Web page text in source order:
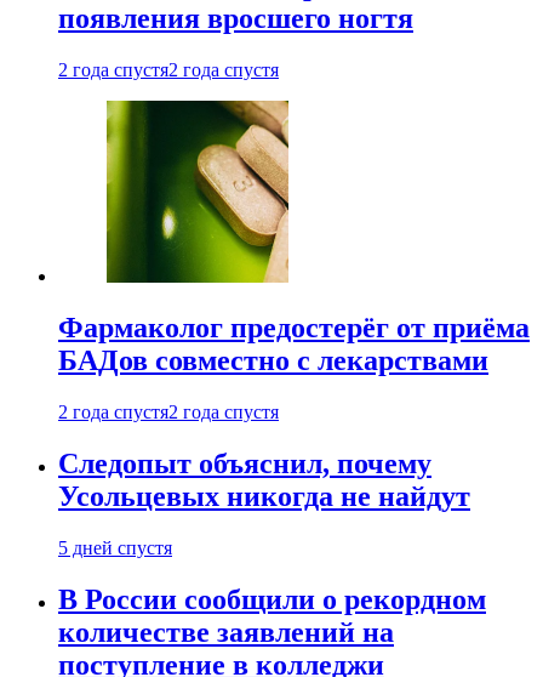
появления вросшего ногтя
2 года спустя2 года спустя
Фармаколог предостерёг от приёма
БАДов совместно с лекарствами
2 года спустя2 года спустя
Следопыт объяснил, почему
Усольцевых никогда не найдут
5 дней спустя
В России сообщили о рекордном
количестве заявлений на
поступление в колледжи